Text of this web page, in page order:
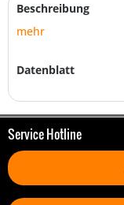
Beschreibung
mehr
Datenblatt
Service Hotline